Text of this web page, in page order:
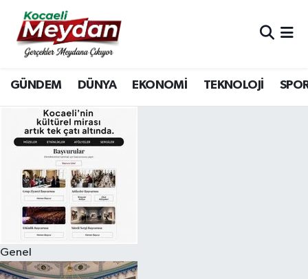
GÜNDEM DÜNYA EKONOMİ TEKNOLOJİ
Genel
Nöbetçi Eczaneler
Hava Durumu
Trafik Durumu
Süper Lig Puan Durumu ve Fikstür
Tüm Manşetler
Son Dakika Haberleri
Haber Arşivi